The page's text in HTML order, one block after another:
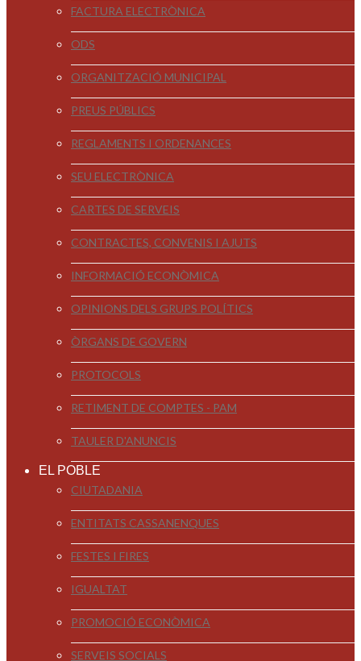
FACTURA ELECTRÒNICA
ODS
ORGANITZACIÓ MUNICIPAL
PREUS PÚBLICS
REGLAMENTS I ORDENANCES
SEU ELECTRÒNICA
CARTES DE SERVEIS
CONTRACTES, CONVENIS I AJUTS
INFORMACIÓ ECONÒMICA
OPINIONS DELS GRUPS POLÍTICS
ÒRGANS DE GOVERN
PROTOCOLS
RETIMENT DE COMPTES - PAM
TAULER D'ANUNCIS
EL POBLE
CIUTADANIA
ENTITATS CASSANENQUES
FESTES I FIRES
IGUALTAT
PROMOCIÓ ECONÒMICA
SERVEIS SOCIALS